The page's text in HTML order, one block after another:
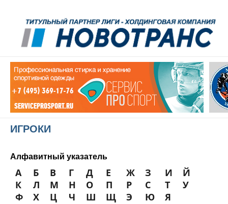
ИГРОКИ
Алфавитный указатель
А Б В Г Д Е Ж З И
Й
К
Л М Н О П Р С Т
У
Ф
Х Ц Ч Ш Щ Э Ю Я